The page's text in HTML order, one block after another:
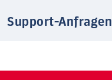
Support-Anfragen